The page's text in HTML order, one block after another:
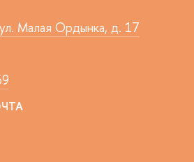
Малая Ордынка, д. 17